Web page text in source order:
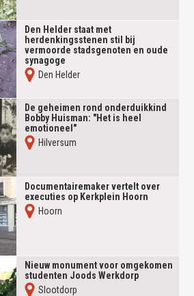
Den Helder staat met
herdenkingsstenen stil bij
vermoorde stadsgenoten en oude
synagoge
Den Helder
De geheimen rond onderduikkind
Bobby Huisman: "Het is heel
emotioneel"
Hilversum
Documentairemaker vertelt over
executies op Kerkplein Hoorn
Hoorn
Nieuw monument voor omgekomen
studenten Joods Werkdorp
Slootdorp